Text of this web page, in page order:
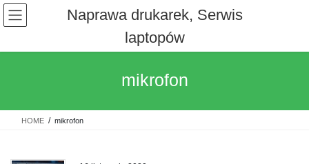
Skip
content
Skip
Navigation
Naprawa drukarek, Serwis
laptopów
mikrofon
HOME mikrofon